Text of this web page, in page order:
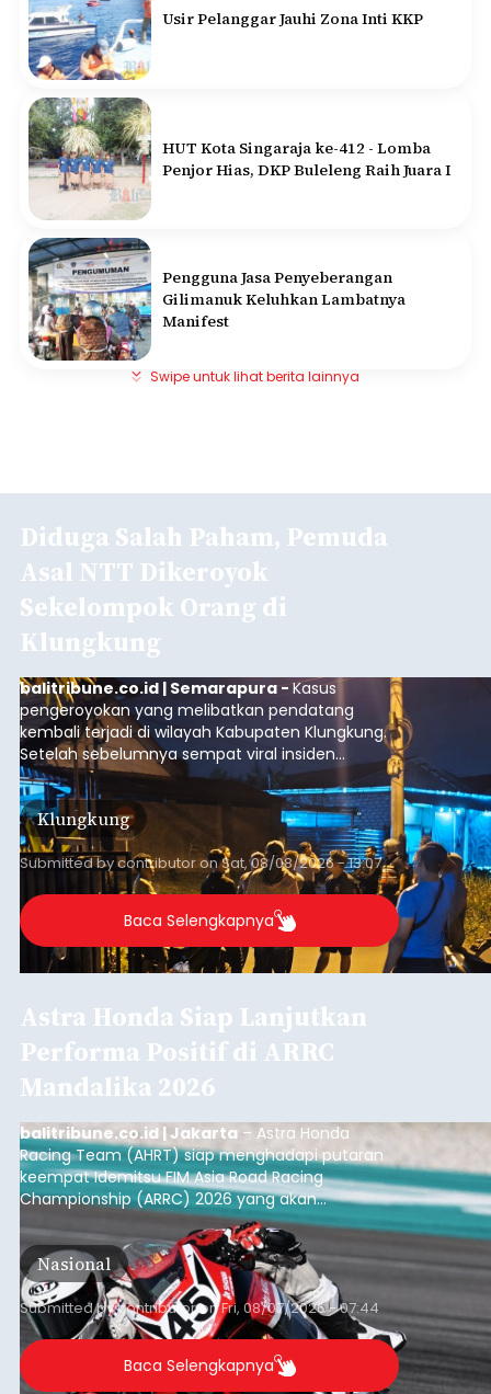
Usir Pelanggar Jauhi Zona Inti KKP
HUT Kota Singaraja ke-412 - Lomba
Penjor Hias, DKP Buleleng Raih Juara I
Pengguna Jasa Penyeberangan
Gilimanuk Keluhkan Lambatnya
Manifest
Swipe untuk lihat berita lainnya
Diduga Salah Paham, Pemuda
Asal NTT Dikeroyok
Sekelompok Orang di
Klungkung
balitribune.co.id | Semarapura -Kasus
pengeroyokan yang melibatkan pendatang
kembali terjadi di wilayah Kabupaten Klungkung.
Setelah sebelumnya sempat viral insiden
keributan di barat Pasar Galiran, peristiwa serupa
kini menimpa seorang pemuda asal Kabupaten
Sumba Barat Daya (SBD), Nusa Tenggara Timur
(NTT).
Klungkung
Submitted bycontributoronSat, 08/08/2026 - 13:07
Baca Selengkapnya
Astra Honda Siap Lanjutkan
Performa Positif di ARRC
Mandalika 2026
balitribune.co.id | Jakarta – Astra Honda
Racing Team (AHRT) siap menghadapi putaran
keempat Idemitsu FIM Asia Road Racing
Championship (ARRC) 2026 yang akan
berlangsung di Pertamina Mandalika
International Circuit, Lombok, Nusa Tenggara
Barat, pada 7–9 Agustus 2026.
Nasional
Submitted bycontributoronFri, 08/07/2026 - 07:44
Baca Selengkapnya